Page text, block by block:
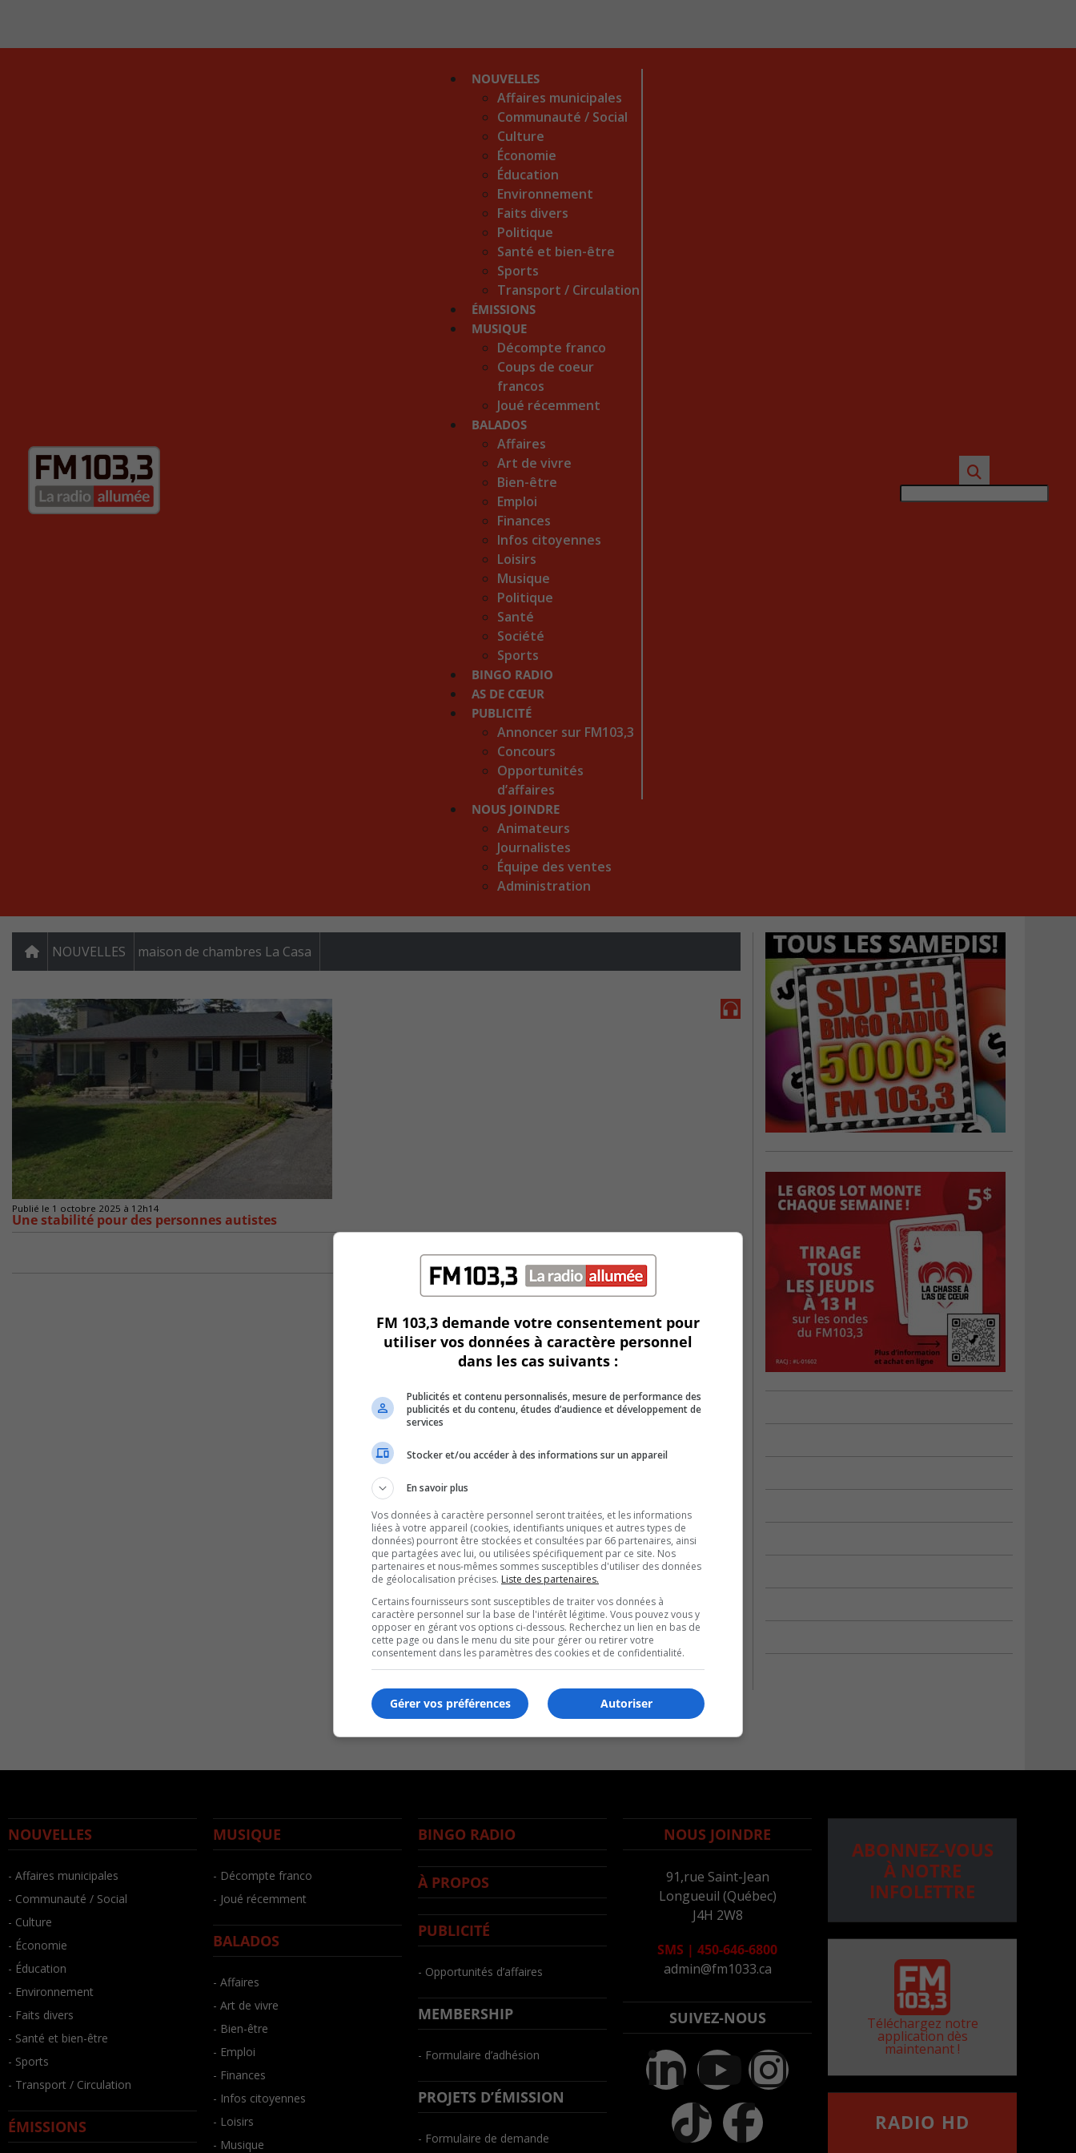
NOUVELLES
Affaires municipales
Communauté / Social
Culture
Économie
Éducation
Environnement
Faits divers
Politique
Santé et bien-être
Sports
Transport / Circulation
ÉMISSIONS
MUSIQUE
Décompte franco
Coups de coeur
francos
Joué récemment
BALADOS
Affaires
Art de vivre
Bien-être
Emploi
Finances
Infos citoyennes
Loisirs
Musique
Politique
Santé
Société
Sports
BINGO RADIO
AS DE CŒUR
PUBLICITÉ
Annoncer sur FM103,3
Concours
Opportunités
d’affaires
NOUS JOINDRE
Animateurs
Journalistes
Équipe des ventes
Administration
NOUVELLES maison de chambres La Casa
Publié le 1 octobre 2025 à 12h14
Une stabilité pour des personnes autistes
NOUVELLES
- Affaires municipales
- Communauté / Social
- Culture
- Économie
- Éducation
- Environnement
- Faits divers
- Santé et bien-être
- Sports
- Transport / Circulation
ÉMISSIONS
MUSIQUE
- Décompte franco
- Joué récemment
BALADOS
- Affaires
- Art de vivre
- Bien-être
- Emploi
- Finances
- Infos citoyennes
- Loisirs
- Musique
BINGO RADIO
À PROPOS
PUBLICITÉ
- Opportunités d’affaires
MEMBERSHIP
- Formulaire d’adhésion
PROJETS D’ÉMISSION
- Formulaire de demande
NOUS JOINDRE
91,rue Saint-Jean
Longueuil (Québec)
J4H 2W8
SMS | 450-646-6800
admin@fm1033.ca
SUIVEZ-NOUS
ABONNEZ-VOUS
À NOTRE
INFOLETTRE
Téléchargez notre
application dès
maintenant !
RADIO HD
FM 103,3 demande votre consentement pour
utiliser vos données à caractère personnel
dans les cas suivants :
Publicités et contenu personnalisés, mesure de performance des
publicités et du contenu, études d’audience et développement de
services
Stocker et/ou accéder à des informations sur un appareil
En savoir plus
Vos données à caractère personnel seront traitées, et les informations
liées à votre appareil (cookies, identifiants uniques et autres types de
données) pourront être stockées et consultées par 66 partenaires, ainsi
que partagées avec lui, ou utilisées spécifiquement par ce site. Nos
partenaires et nous-mêmes sommes susceptibles d'utiliser des données
de géolocalisation précises. Liste des partenaires.
Certains fournisseurs sont susceptibles de traiter vos données à
caractère personnel sur la base de l'intérêt légitime. Vous pouvez vous y
opposer en gérant vos options ci-dessous. Recherchez un lien en bas de
cette page ou dans le menu du site pour gérer ou retirer votre
consentement dans les paramètres des cookies et de confidentialité.
Autoriser
Gérer vos préférences